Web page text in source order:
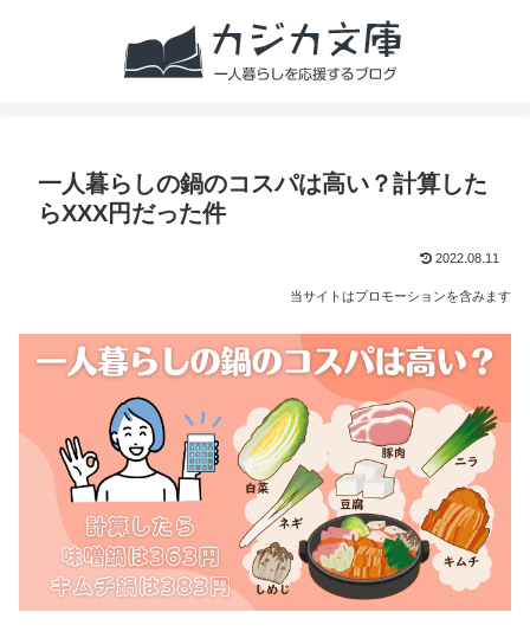
一人暮らしの鍋のコスパは高い？計算した
らXXX円だった件
2022.08.11
当サイトはプロモーションを含みます